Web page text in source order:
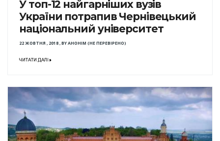
У топ-12 найгарніших вузів
України потрапив Чернівецький
національний університет
22 ЖОВТНЯ , 2018,BYАНОНІМ (НЕ ПЕРЕВІРЕНО)
ЧИТАТИ ДАЛІ